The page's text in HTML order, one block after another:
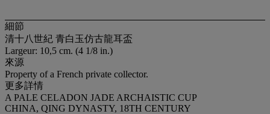
細節
清十八世紀 青白玉仿古龍耳盃
Largeur: 10,5 cm. (4 1/8 in.)
來源
Property of a French private collector.
更多詳情
A PALE CELADON JADE ARCHAISTIC CUP
CHINA, QING DYNASTY, 18TH CENTURY